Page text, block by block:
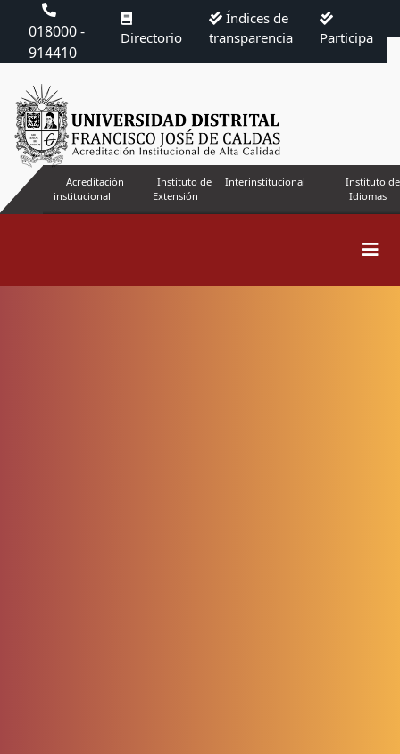
018000 -
914410
Directorio
Índices de
transparencia
Participa
Acreditación
institucional
Instituto de
Extensión
Interinstitucional
Instituto de
Idiomas